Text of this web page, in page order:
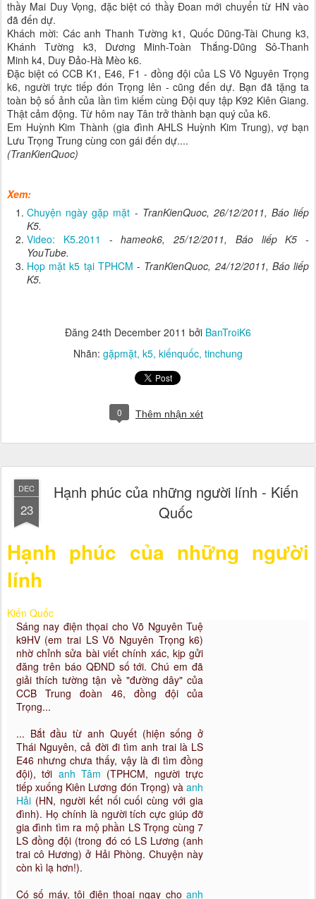
thầy Mai Duy Vọng, đặc biệt có thầy Đoan mới chuyển từ HN vào
đã đến dự.
Khách mời: Các anh Thanh Tường k1, Quốc Dũng-Tài Chung k3,
Khánh Tường k3, Dương Minh-Toàn Thắng-Dũng Sô-Thanh
Minh k4, Duy Đảo-Hà Mèo k6.
Đặc biệt có CCB K1, E46, F1 - đồng đội của LS Võ Nguyên Trọng
k6, người trực tiếp đón Trọng lên - cũng đến dự. Bạn đã tặng ta
toàn bộ số ảnh của lần tìm kiếm cùng Đội quy tập K92 Kiên Giang.
Thật cảm động. Từ hôm nay Tân trở thành bạn quý của k6.
Em Huỳnh Kim Thành (gia đình AHLS Huỳnh Kim Trung), vợ bạn
Lưu Trọng Trung cùng con gái đến dự....
(TranKienQuoc)
Xem:
Chuyện ngày gặp mặt - TranKienQuoc, 26/12/2011, Báo liếp
K5.
Video: K5.2011 -hameok6, 25/12/2011, Báo liếp K5 -
YouTube.
Họp mặt k5 tại TPHCM- TranKienQuoc, 24/12/2011, Báo liếp
K5.
Đăng 24th December 2011 bởi BanTroiK6
Nhãn: gặpmặt k5 kiếnquốc tinchung
0 Thêm nhận xét
DEC
23
Hạnh phúc của những người lính - Kiến
Quốc
Hạnh phúc của những người
lính
Kiến Quốc
Sáng nay điện thọai cho Võ Nguyên Tuệ
k9HV (em trai LS Võ Nguyên Trọng k6)
nhờ chỉnh sửa bài viết chính xác, kịp gửi
đăng trên báo QĐND số tới. Chú em đã
giải thích tường tận về "đường dây" của
CCB Trung đoàn 46, đồng đội của
Trọng...
... Bắt đầu từ anh Quyết (hiện sống ở
Thái Nguyên, cả đời đi tìm anh trai là LS
E46 nhưng chưa thấy, vậy là đi tìm đồng
đội), tới anh Tâm (TPHCM, người trực
tiếp xuống Kiên Lương đón Trọng) vàanh
Hải(HN, người kết nối cuối cùng với gia
đình). Họ chính là người tích cực giúp đỡ
gia đình tìm ra mộ phần LS Trọng cùng 7
LS đồng đội (trong đó có LS Lương (anh
trai cô Hương) ở Hải Phòng. Chuyện này
còn kì lạ hơn!).
Có số máy, tôi điện thoại ngay choanh